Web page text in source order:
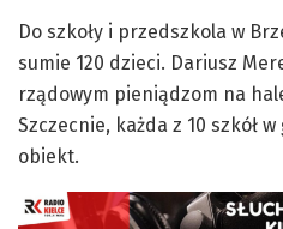
Do szkoły i przedszkola w
sumie 120 dzieci. Dariusz
rządowym pieniądzom na
Szczecnie, każda z 10 szkół
obiekt.